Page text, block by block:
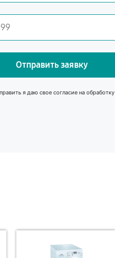
Отправить заявку
я даю свое согласие на